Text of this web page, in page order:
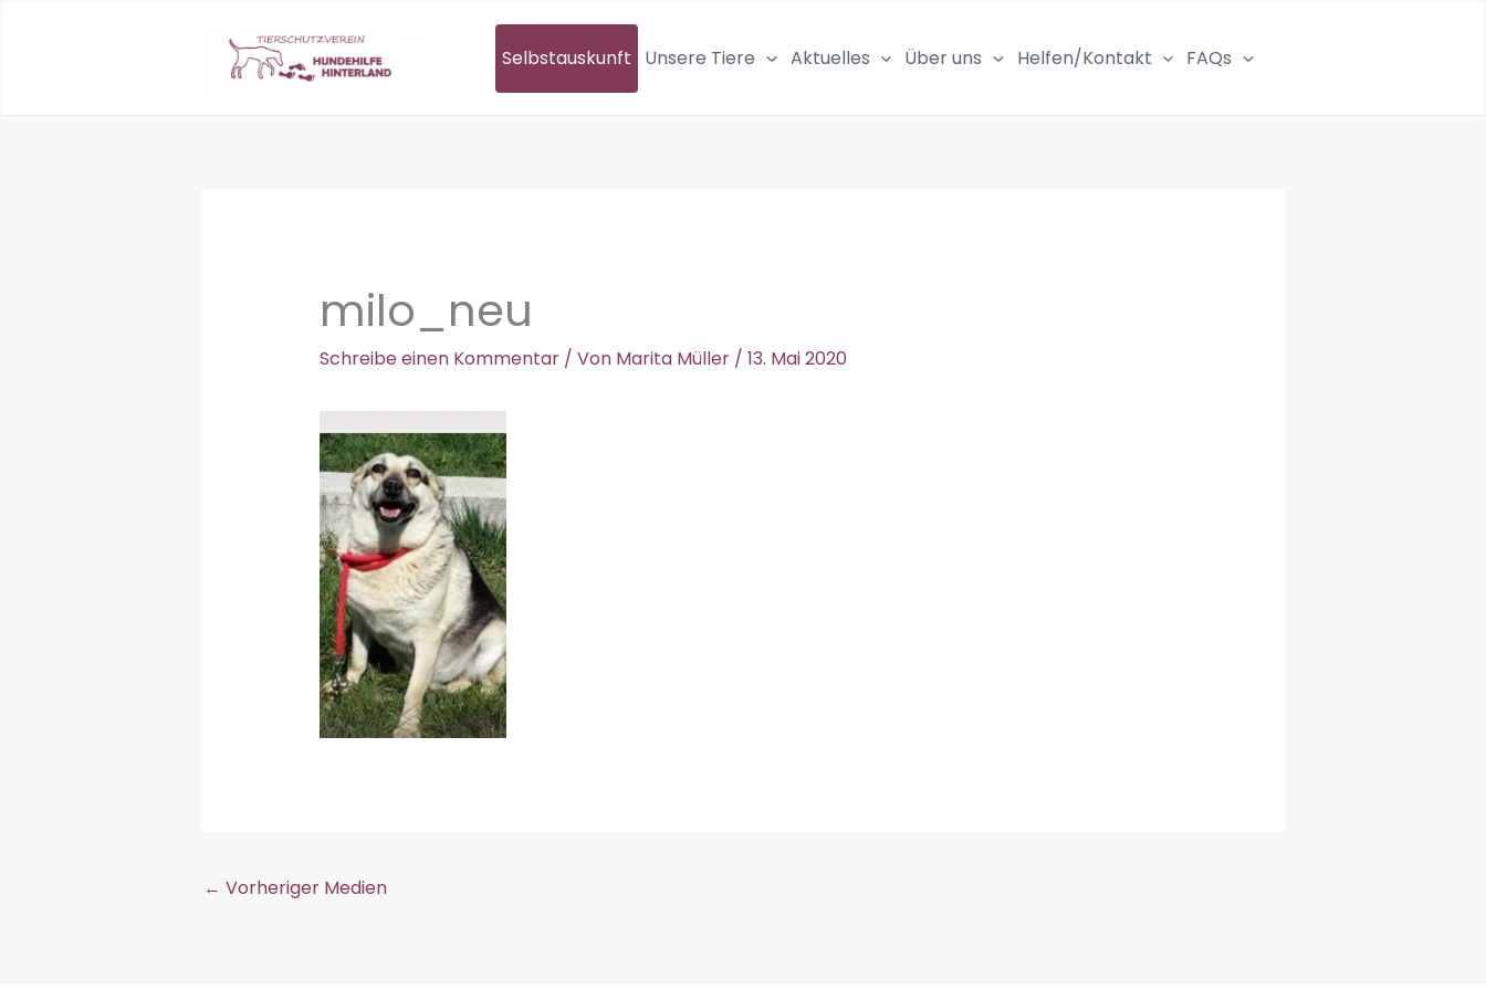
Selbstauskunft Unsere Tiere Aktuelles Über uns Helfen/Kontakt FAQs
milo_neu
Schreibe einen Kommentar / Von Marita Müller / 13. Mai 2020
← Vorheriger Medien